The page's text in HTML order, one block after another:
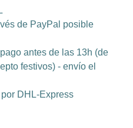
de PayPal posible
antes de las 13h (de
festivos) - envío el
DHL-Express